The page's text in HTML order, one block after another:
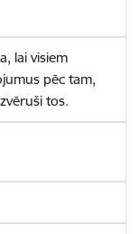
lai visiem
pēc tam,
tos.